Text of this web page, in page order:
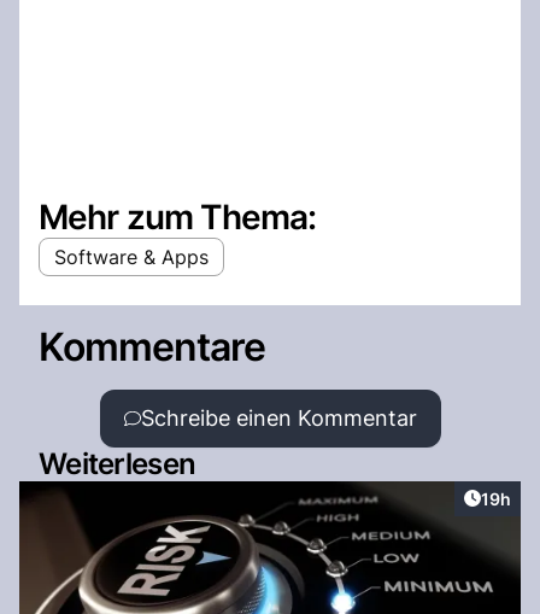
Mehr zum Thema:
Software & Apps
Kommentare
Schreibe einen Kommentar
Weiterlesen
Artikel
19h